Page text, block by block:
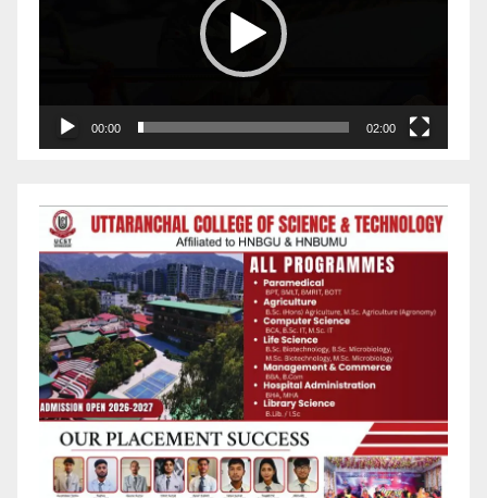
00:00 02:00